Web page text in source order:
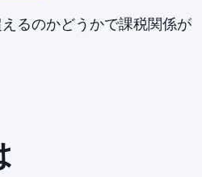
るのかどうかで課税関係が